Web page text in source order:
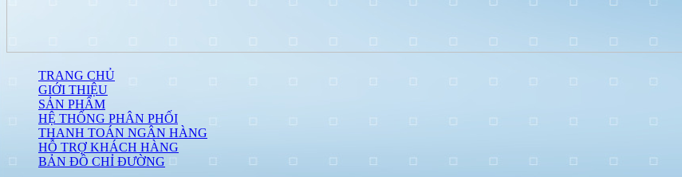
TRANG CHỦ
GIỚI THIỆU
SẢN PHẨM
HỆ THỐNG PHÂN PHỐI
THANH TOÁN NGÂN HÀNG
HỖ TRỢ KHÁCH HÀNG
BẢN ĐỒ CHỈ ĐƯỜNG